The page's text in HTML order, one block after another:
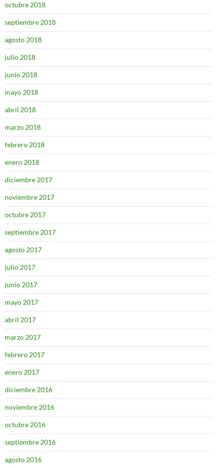
octubre 2018
septiembre 2018
agosto 2018
julio 2018
junio 2018
mayo 2018
abril 2018
marzo 2018
febrero 2018
enero 2018
diciembre 2017
noviembre 2017
octubre 2017
septiembre 2017
agosto 2017
julio 2017
junio 2017
mayo 2017
abril 2017
marzo 2017
febrero 2017
enero 2017
diciembre 2016
noviembre 2016
octubre 2016
septiembre 2016
agosto 2016